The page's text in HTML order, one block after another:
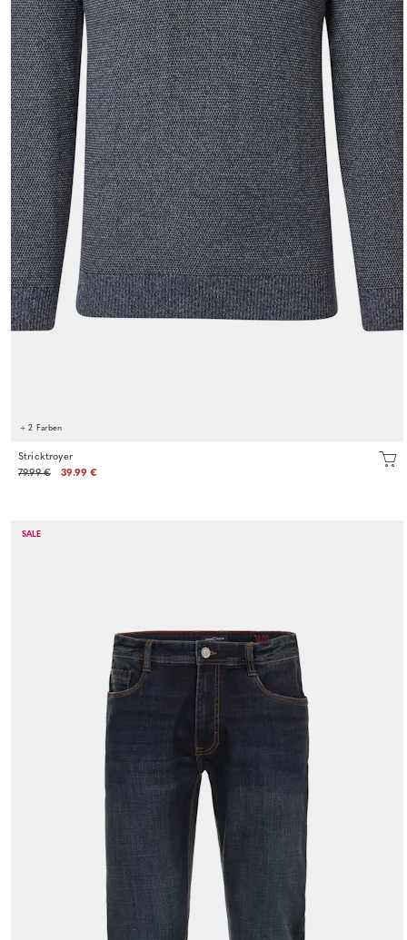
+ 2 Farben
Stricktroyer
79.99 €
39.99 €
SALE